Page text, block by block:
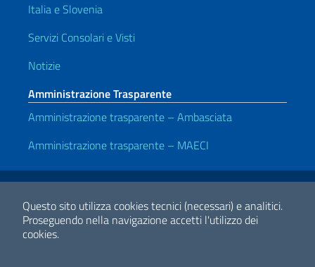
Questo sito utilizza cookies tecnici (necessari) e analitici.
Proseguendo nella navigazione accetti l'utilizzo dei
cookies.
Italia e Slovenia
Servizi Consolari e Visti
Notizie
Amministrazione Trasparente
Amministrazione trasparente – Ambasciata
Amministrazione trasparente – MAECI
Link Utili